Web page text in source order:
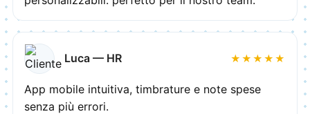
Luca — HR ★★★★★
App mobile intuitiva, timbrature e note spese
senza più errori.